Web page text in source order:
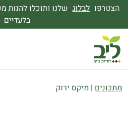
הצטרפו לבלוג שלנו ותוכלו להנות
בלעדיים
מתכונים | מיקס ירוק